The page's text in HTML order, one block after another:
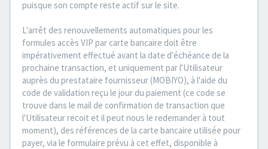
puisque son compte reste actif sur le site.
L'arrêt des renouvellements automatiques pour les
formules accès VIP par carte bancaire doit être
impérativement effectué avant la date d'échéance de la
prochaine transaction, et uniquement par l'Utilisateur
auprès du prestataire fournisseur (MOBIYO), à l'aide du
code de validation reçu le jour du paiement (ce code se
trouve dans le mail de confirmation de transaction que
l'Utilisateur recoit et il peut nous le redemander à tout
moment), des références de la carte bancaire utilisée pour
payer, via le formulaire prévu à cet effet, disponible à